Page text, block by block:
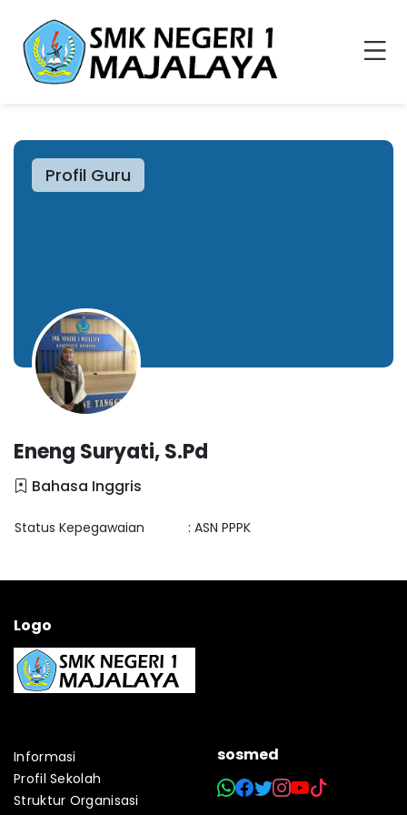
Profil Guru
Eneng Suryati, S.Pd
Bahasa Inggris
Status Kepegawaian : ASN PPPK
Logo
Informasi
Profil Sekolah
Struktur Organisasi
sosmed